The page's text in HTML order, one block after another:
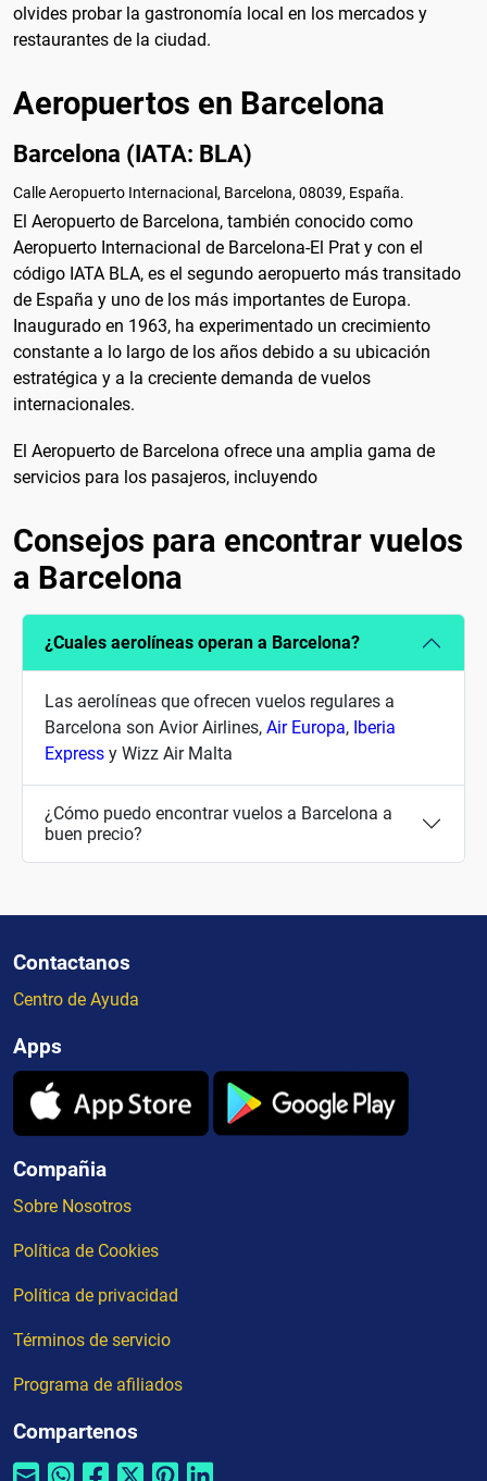
olvides probar la gastronomía local en los mercados y
restaurantes de la ciudad.
Aeropuertos en Barcelona
Barcelona (IATA: BLA)
Calle Aeropuerto Internacional, Barcelona, 08039, España.
El Aeropuerto de Barcelona, también conocido como
Aeropuerto Internacional de Barcelona-El Prat y con el
código IATA BLA, es el segundo aeropuerto más transitado
de España y uno de los más importantes de Europa.
Inaugurado en 1963, ha experimentado un crecimiento
constante a lo largo de los años debido a su ubicación
estratégica y a la creciente demanda de vuelos
internacionales.
El Aeropuerto de Barcelona ofrece una amplia gama de
servicios para los pasajeros, incluyendo
Consejos para encontrar vuelos
a Barcelona
¿Cuales aerolíneas operan a Barcelona?
Las aerolíneas que ofrecen vuelos regulares a
Barcelona son Avior Airlines, Air Europa, Iberia
Express y Wizz Air Malta
¿Cómo puedo encontrar vuelos a Barcelona a
buen precio?
Contactanos
Centro de Ayuda
Apps
Compañia
Sobre Nosotros
Política de Cookies
Política de privacidad
Términos de servicio
Programa de afiliados
Compartenos